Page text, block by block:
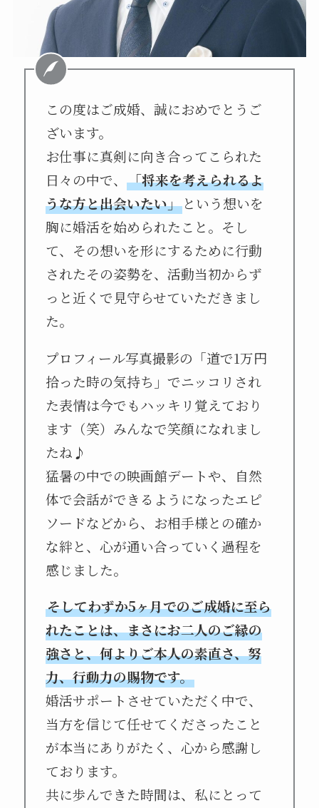
この度はご成婚、誠におめでとうご
ざいます。
お仕事に真剣に向き合ってこられた
日々の中で、「将来を考えられるよ
うな方と出会いたい」 という想いを
胸に婚活を始められたこと。そし
て、その想いを形にするために行動
されたその姿勢を、活動当初からず
っと近くで見守らせていただきまし
た。
プロフィール写真撮影の「道で1万円
拾った時の気持ち」でニッコリされ
た表情は今でもハッキリ覚えており
ます（笑）みんなで笑顔になれまし
たね♪
猛暑の中での映画館デートや、自然
体で会話ができるようになったエピ
ソードなどから、お相手様との確か
な絆と、心が通い合っていく過程を
感じました。
そしてわずか5ヶ月でのご成婚に至ら
れたことは、まさにお二人のご縁の
強さと、何よりご本人の素直さ、努
力、行動力の賜物です。
婚活サポートさせていただく中で、
当方を信じて任せてくださったこと
が本当にありがたく、心から感謝し
ております。
共に歩んできた時間は、私にとって